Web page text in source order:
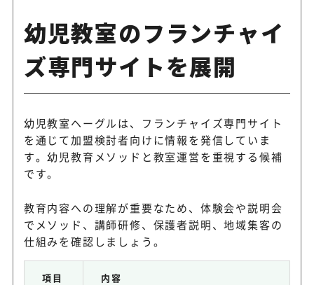
幼児教室のフランチャイ
ズ専門サイトを展開
幼児教室ヘーグルは、フランチャイズ専門サイト
を通じて加盟検討者向けに情報を発信していま
す。幼児教育メソッドと教室運営を重視する候補
です。
教育内容への理解が重要なため、体験会や説明会
でメソッド、講師研修、保護者説明、地域集客の
仕組みを確認しましょう。
項目 内容